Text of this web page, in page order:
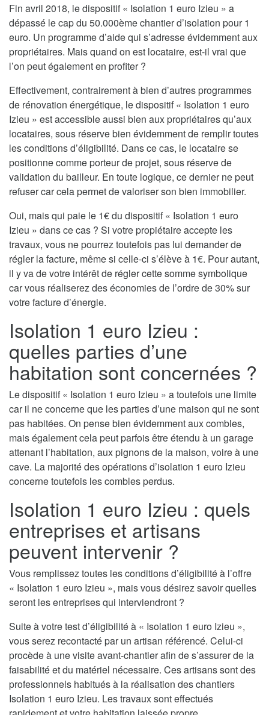
Fin avril 2018, le dispositif « Isolation 1 euro Izieu » a
dépassé le cap du 50.000ème chantier d’isolation pour 1
euro. Un programme d’aide qui s’adresse évidemment aux
propriétaires. Mais quand on est locataire, est-il vrai que
l’on peut également en profiter ?
Effectivement, contrairement à bien d’autres programmes
de rénovation énergétique, le dispositif « Isolation 1 euro
Izieu » est accessible aussi bien aux propriétaires qu’aux
locataires, sous réserve bien évidemment de remplir toutes
les conditions d’éligibilité. Dans ce cas, le locataire se
positionne comme porteur de projet, sous réserve de
validation du bailleur. En toute logique, ce dernier ne peut
refuser car cela permet de valoriser son bien immobilier.
Oui, mais qui paie le 1€ du dispositif « Isolation 1 euro
Izieu » dans ce cas ? Si votre propiétaire accepte les
travaux, vous ne pourrez toutefois pas lui demander de
régler la facture, même si celle-ci s’élève à 1€. Pour autant,
il y va de votre intérêt de régler cette somme symbolique
car vous réaliserez des économies de l’ordre de 30% sur
votre facture d’énergie.
Isolation 1 euro Izieu :
quelles parties d’une
habitation sont concernées ?
Le dispositif « Isolation 1 euro Izieu » a toutefois une limite
car il ne concerne que les parties d’une maison qui ne sont
pas habitées. On pense bien évidemment aux combles,
mais également cela peut parfois être étendu à un garage
attenant l’habitation, aux pignons de la maison, voire à une
cave. La majorité des opérations d’isolation 1 euro Izieu
concerne toutefois les combles perdus.
Isolation 1 euro Izieu : quels
entreprises et artisans
peuvent intervenir ?
Vous remplissez toutes les conditions d’éligibilité à l’offre
« Isolation 1 euro Izieu », mais vous désirez savoir quelles
seront les entreprises qui interviendront ?
Suite à votre test d’éligibilité à « Isolation 1 euro Izieu »,
vous serez recontacté par un artisan référencé. Celui-ci
procède à une visite avant-chantier afin de s’assurer de la
faisabilité et du matériel nécessaire. Ces artisans sont des
professionnels habitués à la réalisation des chantiers
Isolation 1 euro Izieu. Les travaux sont effectués